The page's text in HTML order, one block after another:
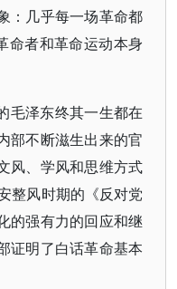
：几乎每一场革命都
命者和革命运动本身
毛泽东终其一生都在
部不断滋生出来的官
风、学风和思维方式
整风时期的《反对党
的强有力的回应和继
证明了白话革命基本